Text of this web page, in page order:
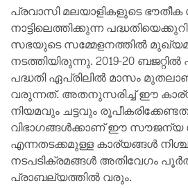
പ്രവാസി മലയാളികളുടെ ഭൗതീക
നാട്ടിലെത്തിക്കുന്ന
സഭയുടെ സമ്മേളനത്തിൽ
നടത്തിയിരുന്നു. 2019-20
പദ്ധതി ഏപ്രിലിൽ മാസം
വരുന്നത്. അതനുസരിച്ച് ഈ
നിയമവും ചട്ടവും
വിഭാഗങ്ങൾക്കാണ് ഈ സൗജന്യ
എന്നതടക്കമുള്ള കാര്യങ്ങൾ
നടപടിക്രമങ്ങൾ അതിവേഗം
പ്രാബല്യത്തിൽ വരും.